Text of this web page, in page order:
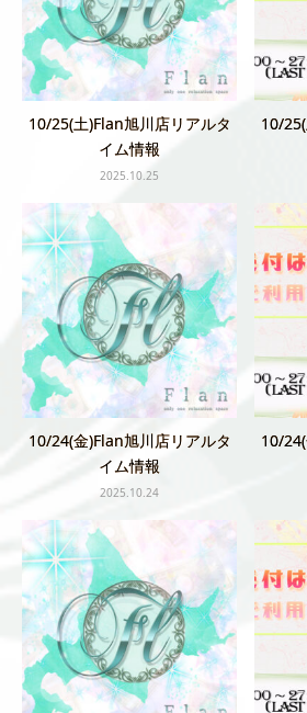
10/25(土)Flan旭川店リアルタ
イム情報
2025.10.25
10/
10/24(金)Flan旭川店リアルタ
イム情報
2025.10.24
10/